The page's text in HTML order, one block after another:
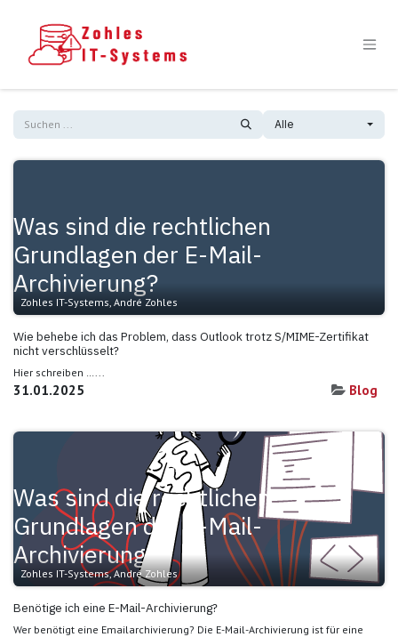
Alle
Was sind die rechtlichen
Grundlagen der E-Mail-
Archivierung?
Zohles IT-Systems, André Zohles
Wie behebe ich das Problem, dass Outlook trotz S/MIME-Zertifikat
nicht verschlüsselt?
Hier schreiben …...
31.01.2025 Blog
Was sind die rechtlichen
Grundlagen der E-Mail-
Archivierung?
Zohles IT-Systems, André Zohles
Benötige ich eine E-Mail-Archivierung?
Wer benötigt eine Emailarchivierung? Die E-Mail-Archivierung ist für eine